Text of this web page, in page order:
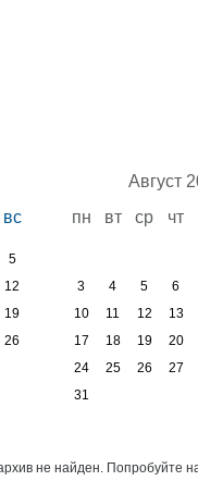
Август
вс
5
12
19
26
пн вт ср чт
3
4 5 6
10
11 12 13
17
18 19 20
24
25 26 27
31
не найден. Попробуйте